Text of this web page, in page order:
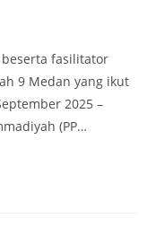
beserta fasilitator
9 Medan yang ikut
2025 –
(PP…